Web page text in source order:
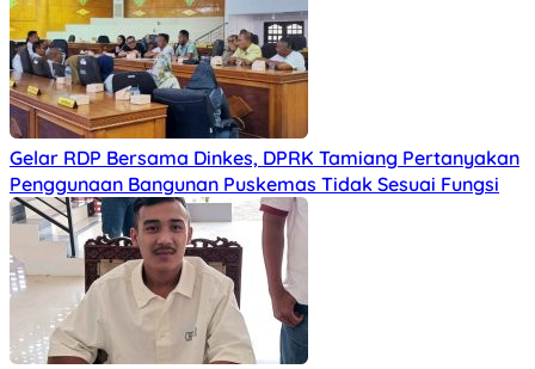
Gelar RDP Bersama Dinkes, DPRK Tamiang Pertanyakan
Penggunaan Bangunan Puskemas Tidak Sesuai Fungsi